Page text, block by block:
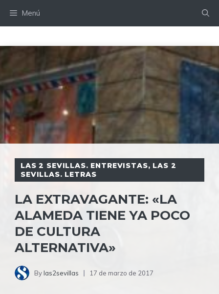
Menú
LAS 2 SEVILLAS. ENTREVISTAS, LAS 2
SEVILLAS. LETRAS
LA EXTRAVAGANTE: «LA
ALAMEDA TIENE YA POCO
DE CULTURA
ALTERNATIVA»
Bylas2sevillas 17 de marzo de 2017